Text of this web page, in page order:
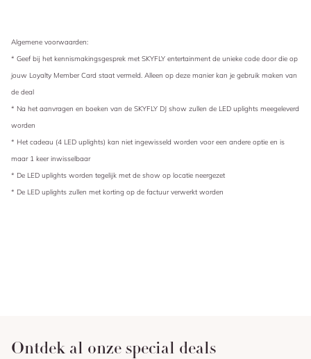
Algemene voorwaarden:
* Geef bij het kennismakingsgesprek met SKYFLY entertainment de unieke code door die op
jouw Loyalty Member Card staat vermeld. Alleen op deze manier kan je gebruik maken van
de deal
* Na het aanvragen en boeken van de SKYFLY DJ show zullen de LED uplights meegeleverd
worden
* Het cadeau (4 LED uplights) kan niet ingewisseld worden voor een andere optie en is
maar 1 keer inwisselbaar
* De LED uplights worden tegelijk met de show op locatie neergezet
* De LED uplights zullen met korting op de factuur verwerkt worden
Ontdek al onze special deals